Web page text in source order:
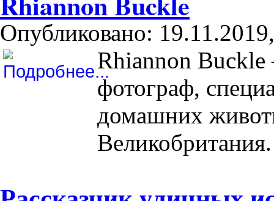
Опубликовано:
Rhiannon
фотограф,
домашних
Великобритания.